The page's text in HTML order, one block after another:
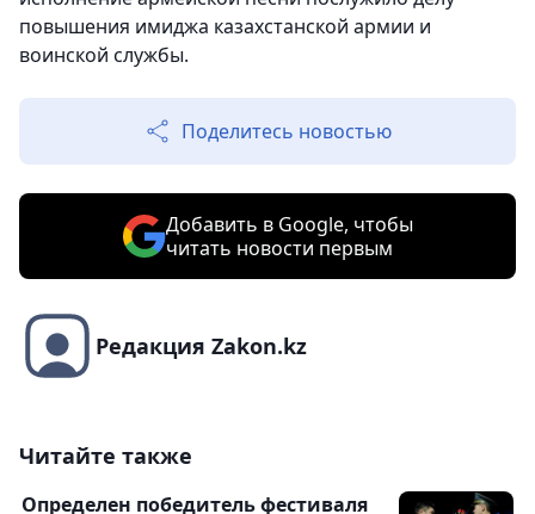
повышения имиджа казахстанской армии и
воинской службы.
Поделитесь новостью
Добавить в Google, чтобы
читать новости первым
Редакция Zakon.kz
Читайте также
Определен победитель фестиваля